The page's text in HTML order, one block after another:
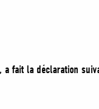
fait la déclaration